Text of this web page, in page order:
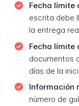
Fecha límite
escrita debe
la entrega
Fecha límite
documentos
días de la
Información
número de